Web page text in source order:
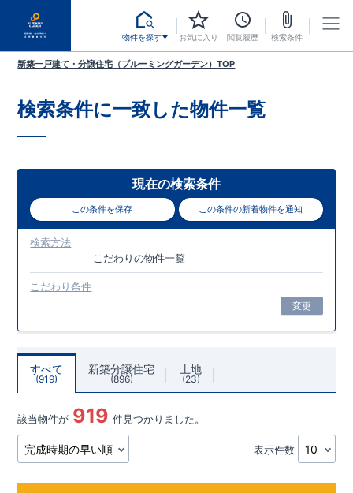
物件を探す お気に入り 閲覧履歴 検索条件
新築一戸建て・分譲住宅（ブルーミングガーデン）TOP
検索条件に一致した物件一覧
現在の検索条件
この条件を保存 この条件の新着物件を通知
検索方法
こだわりの物件一覧
こだわり条件
変更
すべて
919
新築分譲住宅
896
土地
23
該当物件が 919 件見つかりました。
表示件数